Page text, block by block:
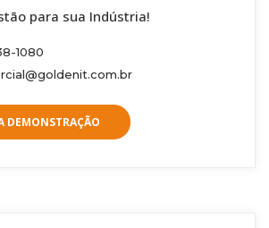
para sua Indústria!
1080
DEMONSTRAÇÃO